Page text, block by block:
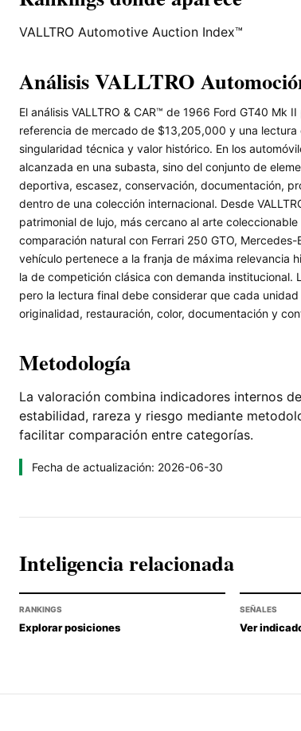
VALLTRO Automotive Auction Index™
Análisis VALLTRO
El análisis VALLTRO & CAR™ de 1966 Ford GT40
referencia de mercado de $13,205,000 y una
singularidad técnica y valor histórico. En los
alcanzada en una subasta, sino del conjunto de
deportiva, escasez, conservación, documentación,
dentro de una colección internacional. Desde
patrimonial de lujo, más cercano al arte
comparación natural con Ferrari 250 GTO,
vehículo pertenece a la franja de máxima relevancia
la de competición clásica con demanda
pero la lectura final debe considerar que cada
originalidad, restauración, color, documentación y
Metodología
La valoración combina indicadores internos
estabilidad, rareza y riesgo mediante
facilitar comparación entre categorías.
Fecha de actualización: 2026-06-30
Inteligencia relacionada
RANKINGS
Explorar posiciones
SEÑALES
Ver